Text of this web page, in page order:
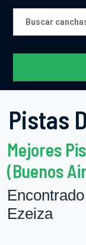
Pistas
Mejores
(Buenos
Encontrado
Ezeiza